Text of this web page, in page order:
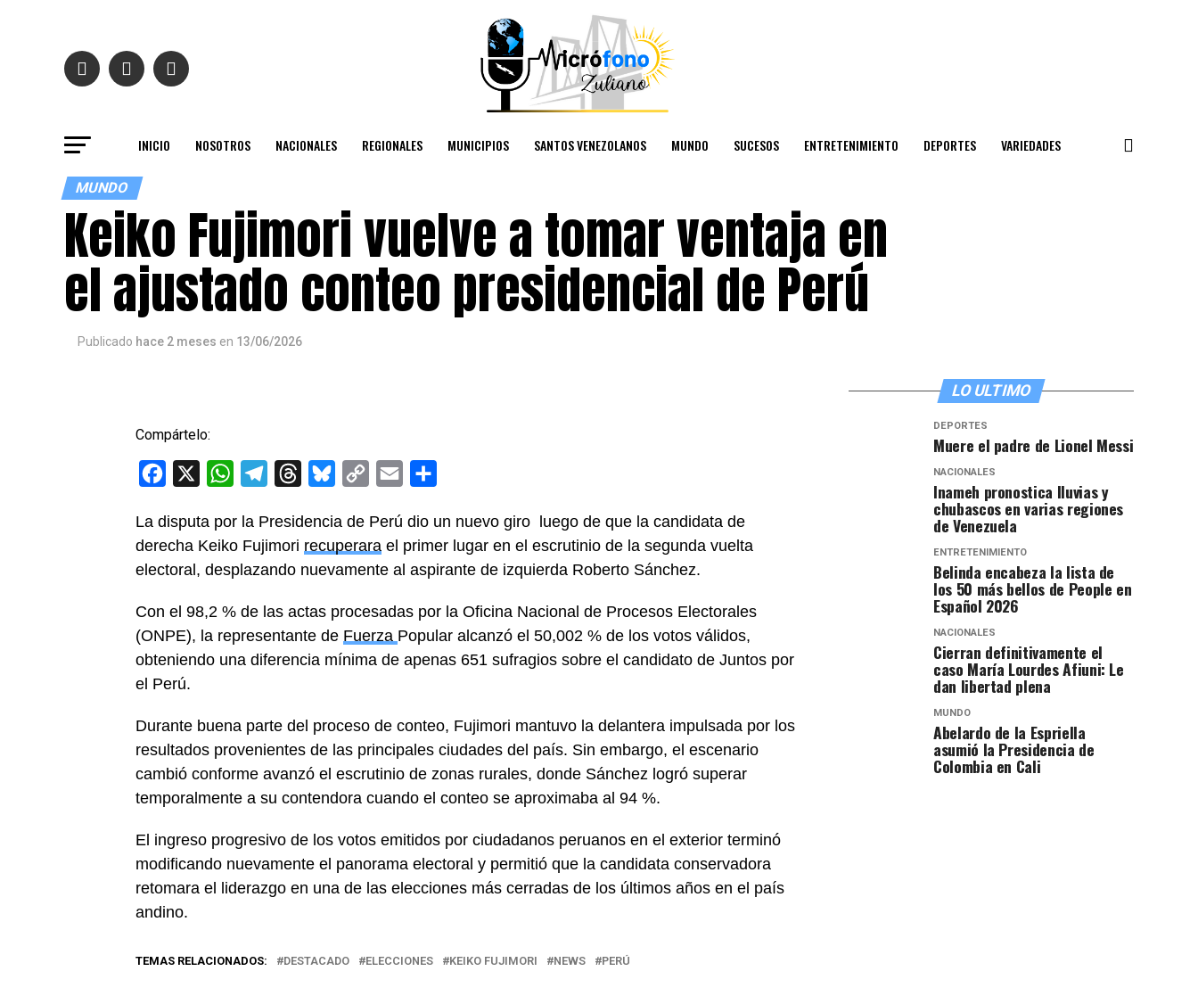
INICIO NOSOTROS NACIONALES REGIONALES MUNICIPIOS SANTOS VENEZOLANOS MUNDO SUCESOS ENTRETENIMIENTO DEPORTES VARIEDADES
MUNDO
Keiko Fujimori vuelve a tomar ventaja en
el ajustado conteo presidencial de Perú
Publicado hace 2 meses en 13/06/2026
Compártelo:
Facebook WhatsAppTelegramThreadsBlueskyCopy
Email
La disputa por la Presidencia de Perú dio un nuevo giro luego de que la candidata de
derecha Keiko Fujimori recuperara el primer lugar en el escrutinio de la segunda vuelta
electoral, desplazando nuevamente al aspirante de izquierda Roberto Sánchez.
Con el 98,2 % de las actas procesadas por la Oficina Nacional de Procesos Electorales
(ONPE), la representante de Fuerza Popular alcanzó el 50,002 % de los votos válidos,
obteniendo una diferencia mínima de apenas 651 sufragios sobre el candidato de Juntos por
el Perú.
Durante buena parte del proceso de conteo, Fujimori mantuvo la delantera impulsada por los
resultados provenientes de las principales ciudades del país. Sin embargo, el escenario
cambió conforme avanzó el escrutinio de zonas rurales, donde Sánchez logró superar
temporalmente a su contendora cuando el conteo se aproximaba al 94 %.
El ingreso progresivo de los votos emitidos por ciudadanos peruanos en el exterior terminó
modificando nuevamente el panorama electoral y permitió que la candidata conservadora
retomara el liderazgo en una de las elecciones más cerradas de los últimos años en el país
andino.
TEMAS RELACIONADOS: DESTACADO ELECCIONES KEIKO FUJIMORI NEWS PERÚ
LO ULTIMO
DEPORTES
Muere el padre de Lionel Messi
NACIONALES
Inameh pronostica lluvias y
chubascos en varias regiones
de Venezuela
ENTRETENIMIENTO
Belinda encabeza la lista de
los 50 más bellos de People en
Español 2026
NACIONALES
Cierran definitivamente el
caso María Lourdes Afiuni: Le
dan libertad plena
MUNDO
Abelardo de la Espriella
asumió la Presidencia de
Colombia en Cali